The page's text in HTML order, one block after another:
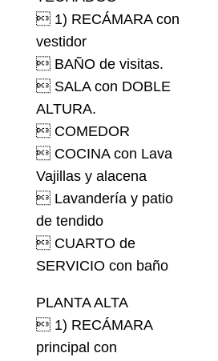
 1) RECÁMARA con
vestidor
 BAÑO de visitas.
 SALA con DOBLE
ALTURA.
 COMEDOR
 COCINA con Lava
Vajillas y alacena
 Lavandería y patio
de tendido
 CUARTO de
SERVICIO con baño
PLANTA ALTA
 1) RECÁMARA
principal con